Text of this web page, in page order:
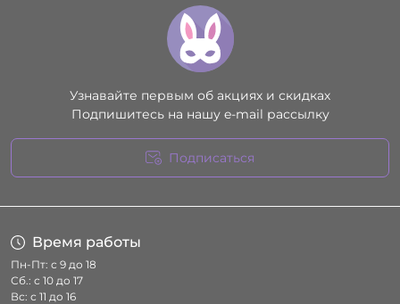
Узнавайте первым об акциях и скидках
Подпишитесь на нашу e-mail рассылку
Подписаться
Время работы
Пн-Пт: с 9 до 18
Сб.: с 10 до 17
Вс: с 11 до 16